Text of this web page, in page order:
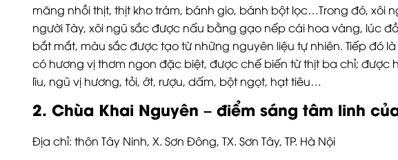
măng nhồi thịt, thịt kho trám, bánh gio, bánh bột lọc…Trong đó, xôi
người Tày, xôi ngũ sắc được nấu bằng gạo nếp cái hoa vàng, lúc
bắt mắt, màu sắc được tạo từ những nguyên liệu tự nhiên. Tiếp đó
có hương vị thơm ngon đặc biệt, được chế biến từ thịt ba chỉ; được
lìu, ngũ vị hương, tỏi, ớt, rượu, dấm, bột ngọt, hạt tiêu…
2. Chùa Khai Nguyên – điểm sáng tâm linh
Địa chỉ: thôn Tây Ninh, X. Sơn Đông, TX. Sơn Tây, TP. Hà Nội